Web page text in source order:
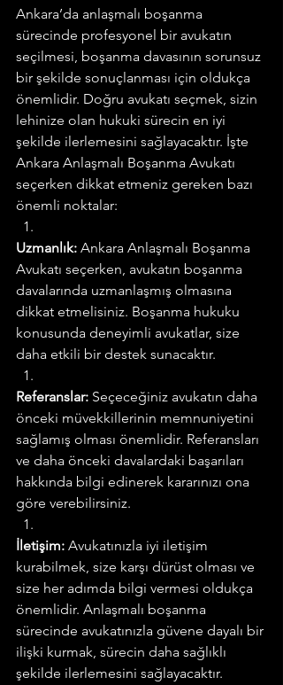
Ankara’da anlaşmalı boşanma
sürecinde profesyonel bir avukatın
seçilmesi, boşanma davasının sorunsuz
bir şekilde sonuçlanması için oldukça
önemlidir. Doğru avukatı seçmek, sizin
lehinize olan hukuki sürecin en iyi
şekilde ilerlemesini sağlayacaktır. İşte
Ankara Anlaşmalı Boşanma Avukatı
seçerken dikkat etmeniz gereken bazı
önemli noktalar:
Uzmanlık: Ankara Anlaşmalı Boşanma
Avukatı seçerken, avukatın boşanma
davalarında uzmanlaşmış olmasına
dikkat etmelisiniz. Boşanma hukuku
konusunda deneyimli avukatlar, size
daha etkili bir destek sunacaktır.
Referanslar: Seçeceğiniz avukatın daha
önceki müvekkillerinin memnuniyetini
sağlamış olması önemlidir. Referansları
ve daha önceki davalardaki başarıları
hakkında bilgi edinerek kararınızı ona
göre verebilirsiniz.
İletişim: Avukatınızla iyi iletişim
kurabilmek, size karşı dürüst olması ve
size her adımda bilgi vermesi oldukça
önemlidir. Anlaşmalı boşanma
sürecinde avukatınızla güvene dayalı bir
ilişki kurmak, sürecin daha sağlıklı
şekilde ilerlemesini sağlayacaktır.